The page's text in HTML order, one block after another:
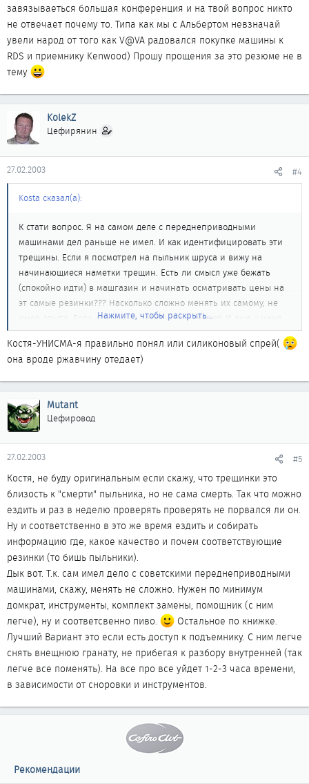
завязываеться большая конференция и на твой вопрос никто
не отвечает почему то. Типа как мы с Альбертом невзначай
увели народ от того как V@VA радовался покупке машины к
RDS и приемнику Kenwood) Прошу прощения за это резюме не в
тему
KolekZ
Цефирянин
27.02.2003 #4
Kosta сказал(а):
К стати вопрос. Я на самом деле с переднеприводными
машинами дел раньше не имел. И как идентифицировать эти
трещины. Если я посмотрел на пыльник шруса и вижу на
начинающиеся наметки трещин. Есть ли смысл уже бежать
(спокойно идти) в машгазин и начинать осматривать цены на
эт самые резинки??? Насколько сложно менять их самому, не
имея опыта. Если есть опыт поделитесь!! :secret: И еще у меня
один не самый близкий знакомый раз в две недели загоняет
машину на яму и брызгает все резинки "Унисмой". Два балона
за раз. Говорит что за три года на Королле поменял одну
резинку. Я по его совету тоже этим занимаюсь но не так часто.
Первый вопрос интерисует больше. (А то бывает что задашь
вопрос, а снизу что нибудь припишешь, и по этому что нибудь
не отвечает почему то. Типа как мы с Альбертом невзначай
и приемнику Kenwood) Прошу прощения за это резюме не в
тему
Нажмите, чтобы раскрыть...
Костя-УНИСМА-я правильно понял или силиконовый спрей(
она вроде ржавчину отедает)
Mutant
Цефировод
27.02.2003 #5
Костя, не буду оригинальным если скажу, что трещинки это
близость к "смерти" пыльника, но не сама смерть. Так что можно
ездить и раз в неделю проверять проверять не порвался ли он.
Ну и соответственно в это же время ездить и собирать
информацию где, какое качество и почем соответствующие
резинки (то бишь пыльники).
Дык вот. Т.к. сам имел дело с советскими переднеприводными
машинами, скажу, менять не сложно. Нужен по минимум
домкрат, инструменты, комплект замены, помощник (с ним
легче), ну и соответсвенно пиво.
Остальное по книжке.
Лучший Вариант это если есть доступ к подъемнику. С ним легче
снять внещнюю гранату, не прибегая к разбору внутренней (так
легче все поменять). На все про все уйдет 1-2-3 часа времени,
в зависимости от сноровки и инструментов.
Рекомендации